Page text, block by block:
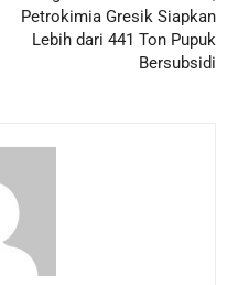
Petrokimia Gresik Siapkan
Lebih dari 441 Ton Pupuk
Bersubsidi